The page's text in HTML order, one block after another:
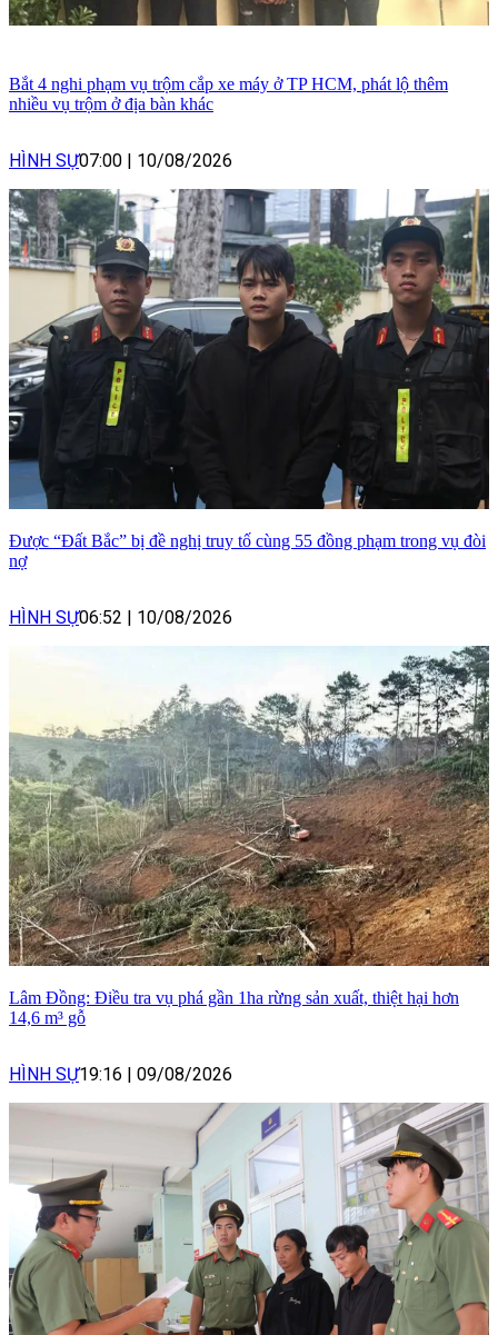
Bắt 4 nghi phạm vụ trộm cắp xe máy ở TP HCM, phát lộ thêm
nhiều vụ trộm ở địa bàn khác
HÌNH SỰ07:00 10/08/2026
Được “Đất Bắc” bị đề nghị truy tố cùng 55 đồng phạm trong vụ đòi
nợ
HÌNH SỰ06:52 10/08/2026
Lâm Đồng: Điều tra vụ phá gần 1ha rừng sản xuất, thiệt hại hơn
14,6 m³ gỗ
HÌNH SỰ19:16 09/08/2026